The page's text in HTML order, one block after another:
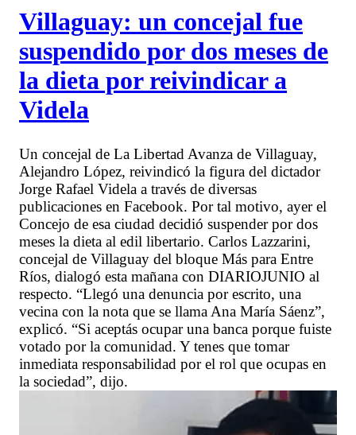
Villaguay: un concejal fue
suspendido por dos meses de
la dieta por reivindicar a
Videla
Un concejal de La Libertad Avanza de Villaguay,
Alejandro López, reivindicó la figura del dictador
Jorge Rafael Videla a través de diversas
publicaciones en Facebook. Por tal motivo, ayer el
Concejo de esa ciudad decidió suspender por dos
meses la dieta al edil libertario. Carlos Lazzarini,
concejal de Villaguay del bloque Más para Entre
Ríos, dialogó esta mañana con DIARIOJUNIO al
respecto. “Llegó una denuncia por escrito, una
vecina con la nota que se llama Ana María Sáenz”,
explicó. “Si aceptás ocupar una banca porque fuiste
votado por la comunidad. Y tenes que tomar
inmediata responsabilidad por el rol que ocupas en
la sociedad”, dijo.